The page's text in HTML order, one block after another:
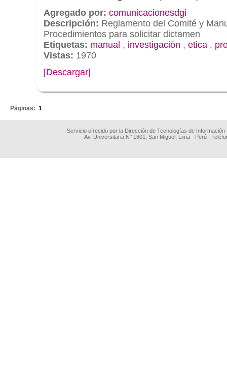
Agregado por: comunicacionesdgi
Descripción: Reglamento del Comité y
Procedimientos para solicitar dictamen
Etiquetas: manual , investigación , etica ,
Vistas: 1970
[Descargar]
Páginas: 1
Servicio ofrecido por la Dirección de Tecnologías de
Av. Universitaria N° 1801, San Miguel, Lima - Perú |